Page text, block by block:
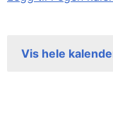
Vis hele